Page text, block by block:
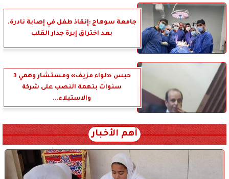
جامعة سوهاج :إنقاذ طفل في إصابة نادرة.
بعد اختراق إبرة جدار القلب
حبس «لواء مزيف» ومستشار وهمي 3
سنوات بتهمة النصب على شركة
والاستيلاء...
أهم الأخبار